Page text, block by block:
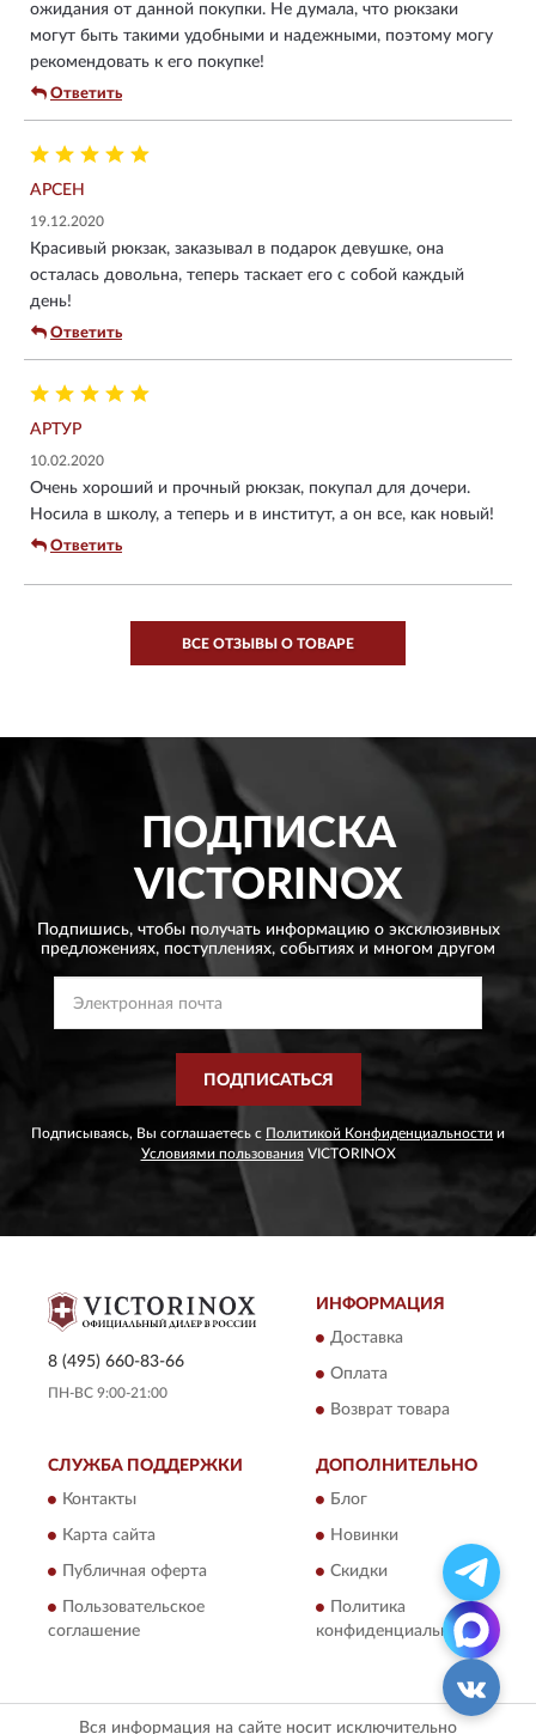
ожидания от данной покупки. Не думала, что рюкзаки
могут быть такими удобными и надежными, поэтому могу
рекомендовать к его покупке!
Ответить
АРСЕН
19.12.2020
Красивый рюкзак, заказывал в подарок девушке, она
осталась довольна, теперь таскает его с собой каждый
день!
Ответить
АРТУР
10.02.2020
Очень хороший и прочный рюкзак, покупал для дочери.
Носила в школу, а теперь и в институт, а он все, как новый!
Ответить
ВСЕ ОТЗЫВЫ О ТОВАРЕ
ПОДПИСКА
VICTORINOX
Подпишись, чтобы получать информацию о эксклюзивных
предложениях, поступлениях, событиях и многом другом
ПОДПИСАТЬСЯ
Подписываясь, Вы соглашаетесь с Политикой Конфиденциальности и
Условиями пользованияVICTORINOX
8 (495) 660-83-66
ПН-ВС 9:00-21:00
ИНФОРМАЦИЯ
Доставка
Оплата
Возврат товара
СЛУЖБА ПОДДЕРЖКИ
Контакты
Карта сайта
Публичная оферта
Пользовательское
соглашение
ДОПОЛНИТЕЛЬНО
Блог
Новинки
Скидки
Политика
конфиденциальности
Вся информация на сайте носит исключительно